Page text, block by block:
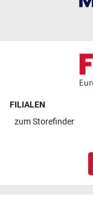
FILIALEN
zumStorefinder